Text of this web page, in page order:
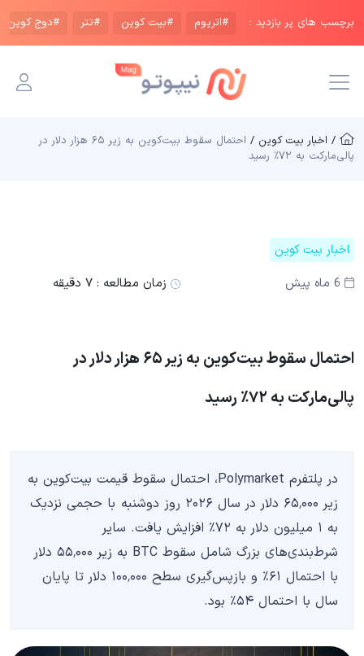
برچسب های پر بازدید : #اتریوم #بیت کوین #تتر #دوج کوین
/ اخبار بیت کوین /
احتمال سقوط بیت‌کوین به زیر ۶۵ هزار دلار در
پالی‌مارکت به ۷۲٪ رسید
اخبار بیت کوین
6 ماه پیش
زمان مطالعه : ۷ دقیقه
احتمال سقوط بیت‌کوین به زیر ۶۵ هزار دلار در
پالی‌مارکت به ۷۲٪ رسید
در پلتفرم Polymarket، احتمال سقوط قیمت بیت‌کوین به
زیر ۶۵٬۰۰۰ دلار در سال ۲۰۲۶ روز دوشنبه با حجمی نزدیک
به ۱ میلیون دلار به ۷۲٪ افزایش یافت. سایر
شرط‌بندی‌های بزرگ شامل سقوط BTC به زیر ۵۵٬۰۰۰ دلار
با احتمال ۶۱٪ و بازپس‌گیری سطح ۱۰۰٬۰۰۰ دلار تا پایان
سال با احتمال ۵۴٪ بود.